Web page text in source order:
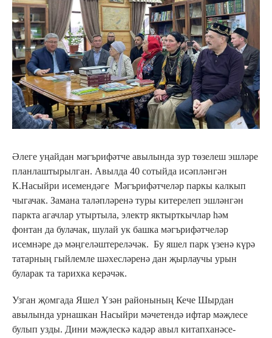
Әлеге уңайдан мәгърифәтче авылында зур төзелеш эшләре
планлаштырылган. Авылда 40 сотыйда исәпләнгән
К.Насыйри исемендәге Мәгърифәтчеләр паркы калкып
чыгачак. Замана таләпләренә туры китерелеп эшләнгән
паркта агачлар утыртыла, электр яктырткычлар һәм
фонтан да булачак, шулай ук башка мәгърифәтчеләр
исемнәре дә мәңгеләштереләчәк. Бу яшел парк үзенә күрә
татарның гыйлемле шәхесләренә дан җырлаучы урын
буларак та тарихка керәчәк.
Узган җомгада Яшел Үзән районының Кече Шырдан
авылында урнашкан Насыйри мәчетендә ифтар мәҗлесе
булып узды. Дини мәҗлескә кадәр авыл китапханәсе-